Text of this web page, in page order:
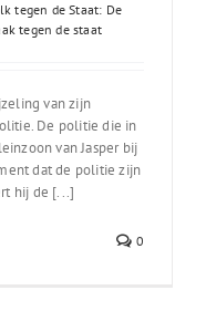
tegen de Staat: De
tegen de staat
van zijn
De politie die in
van Jasper bij
dat de politie zijn
hij de [...]
0